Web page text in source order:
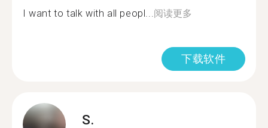
I want to talk with all peopl... 阅读更多
下载软件
S.